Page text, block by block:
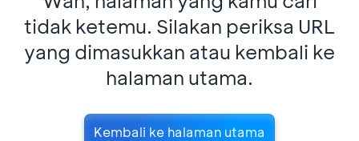
tidak ketemu. Silakan periksa URL
yang dimasukkan atau kembali ke
halaman utama.
Kembali ke halaman utama